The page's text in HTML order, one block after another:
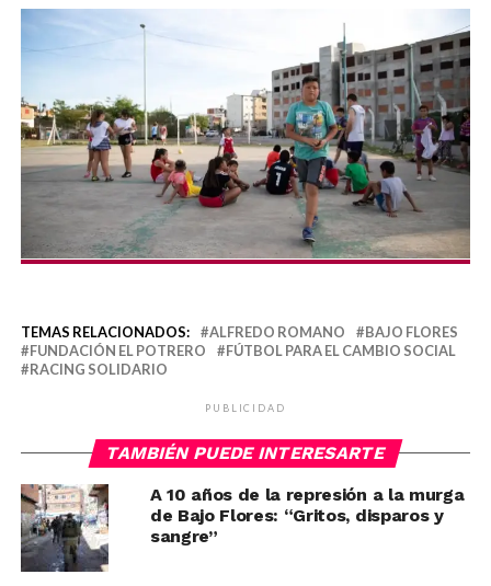
TEMAS RELACIONADOS: ALFREDO ROMANO
BAJO FLORES
FUNDACIÓN EL POTRERO
FÚTBOL PARA EL CAMBIO SOCIAL
RACING SOLIDARIO
PUBLICIDAD
TAMBIÉN PUEDE INTERESARTE
A 10 años de la represión a la murga
de Bajo Flores: “Gritos, disparos y
sangre”